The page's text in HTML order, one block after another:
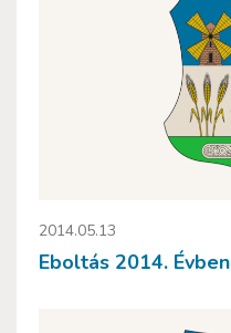
2014.05.13
Eboltás 2014. Évben